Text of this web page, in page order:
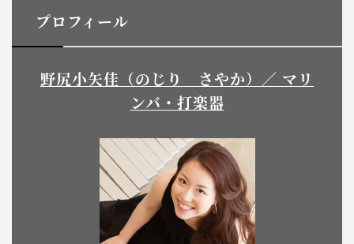
プロフィール
野尻小矢佳（のじり さやか）／ マリ
ンバ・打楽器